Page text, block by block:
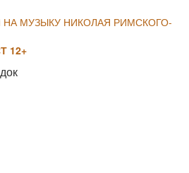
МУЗЫКУ НИКОЛАЯ РИМСКОГО-
12+